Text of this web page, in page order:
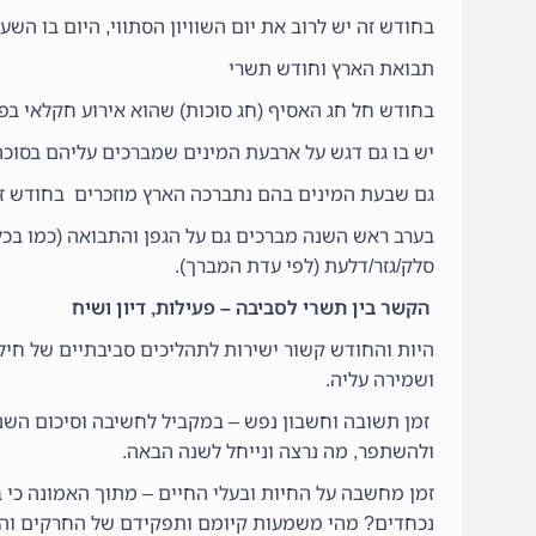
בחודש זה יש לרוב את יום השוויון הסתווי, היום בו השעות
תבואת הארץ וחודש תשרי
בחודש חל חג האסיף (חג סוכות) שהוא אירוע חקלאי
יש בו גם דגש על ארבעת המינים שמברכים עליהם
גם שבעת המינים בהם נתברכה הארץ מוזכרים בחודש
בערב ראש השנה מברכים גם על הגפן והתבואה (כמו
סלק/גזר/דלעת (לפי עדת המברך).
הקשר בין תשרי לסביבה – פעילות, דיון ושיח
היות והחודש קשור ישירות לתהליכים סביבתיים של
ושמירה עליה.
זמן תשובה וחשבון נפש – במקביל לחשיבה וסיכום
ולהשתפר, מה נרצה ונייחל לשנה הבאה.
זמן מחשבה על החיות ובעלי החיים – מתוך האמונה
נכחדים? מהי משמעות קיומם ותפקידם של החרקים